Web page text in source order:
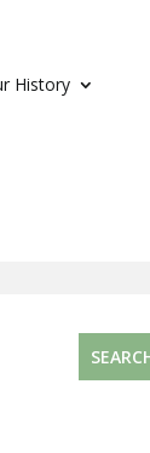
History